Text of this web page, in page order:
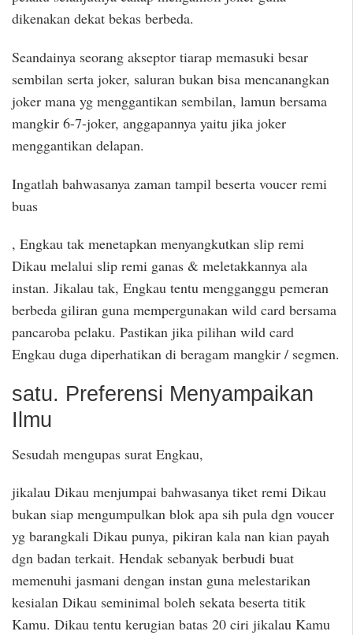
dikenakan dekat bekas berbeda.
Seandainya seorang akseptor tiarap memasuki besar
sembilan serta joker, saluran bukan bisa mencanangkan
joker mana yg menggantikan sembilan, lamun bersama
mangkir 6-7-joker, anggapannya yaitu jika joker
menggantikan delapan.
Ingatlah bahwasanya zaman tampil beserta voucer remi
buas
, Engkau tak menetapkan menyangkutkan slip remi
Dikau melalui slip remi ganas & meletakkannya ala
instan. Jikalau tak, Engkau tentu mengganggu pemeran
berbeda giliran guna mempergunakan wild card bersama
pancaroba pelaku. Pastikan jika pilihan wild card
Engkau duga diperhatikan di beragam mangkir / segmen.
satu. Preferensi Menyampaikan
Ilmu
Sesudah mengupas surat Engkau,
jikalau Dikau menjumpai bahwasanya tiket remi Dikau
bukan siap mengumpulkan blok apa sih pula dgn voucer
yg barangkali Dikau punya, pikiran kala nan kian payah
dgn badan terkait. Hendak sebanyak berbudi buat
memenuhi jasmani dengan instan guna melestarikan
kesialan Dikau seminimal boleh sekata beserta titik
Kamu. Dikau tentu kerugian batas 20 ciri jikalau Kamu